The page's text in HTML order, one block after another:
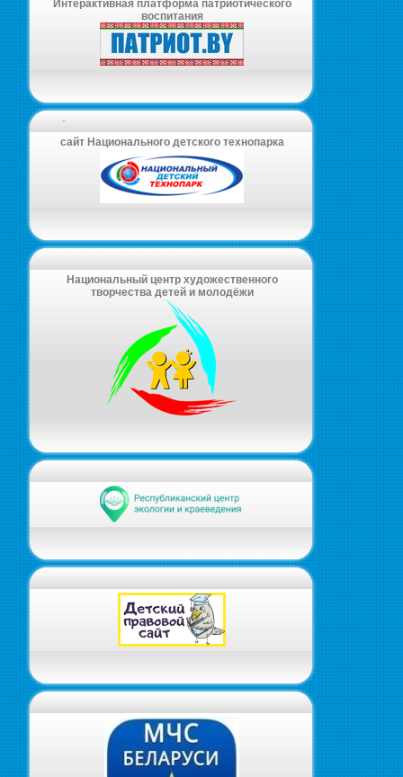
Интерактивная платформа патриотического
воспитания
-
сайт Национального детского технопарка
Национальный центр художественного
творчества детей и молодёжи